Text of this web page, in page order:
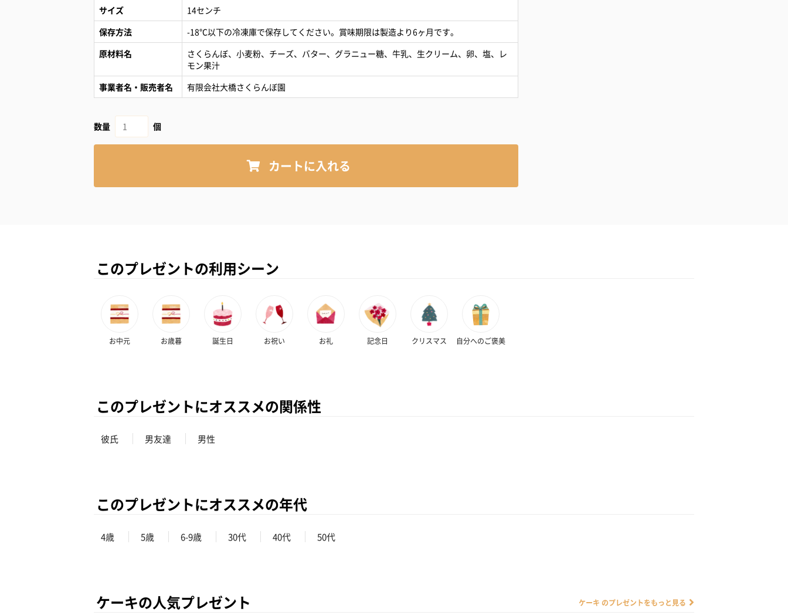
サイズ
14センチ
保存方法
-18℃以下の冷凍庫で保存してください。賞味期限は製造より6ヶ月です。
原材料名
さくらんぼ、小麦粉、チーズ、バター、グラニュー糖、牛乳、生クリーム、卵、塩、レ
モン果汁
事業者名・販売者名
有限会社大橋さくらんぼ園
数量 個
カートに入れる
このプレゼントの利用シーン
お中元 お歳暮 誕生日 お祝い お礼 記念日 クリスマス 自分へのご褒美
このプレゼントにオススメの関係性
彼氏 男友達 男性
このプレゼントにオススメの年代
4歳 5歳 6-9歳 30代 40代 50代
ケーキの人気プレゼント ケーキ のプレゼントをもっと見る